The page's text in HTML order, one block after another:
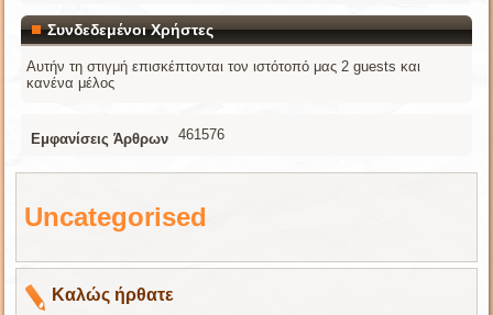
Συνδεδεμένοι Χρήστες
Αυτήν τη στιγμή επισκέπτονται τον ιστότοπό μας 2 guests και
κανένα μέλος
Εμφανίσεις Άρθρων 461576
Uncategorised
Καλώς ήρθατε